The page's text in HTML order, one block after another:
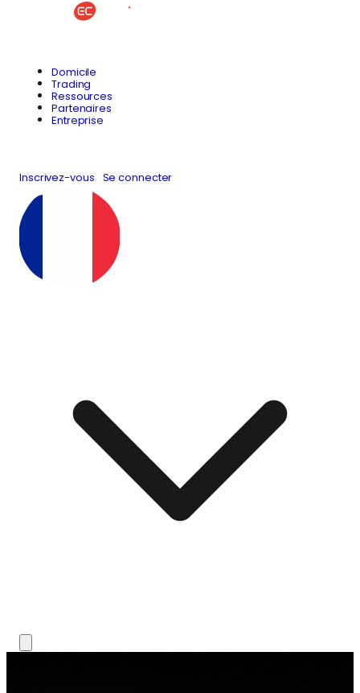
Domicile
Trading
Ressources
Partenaires
Entreprise
Inscrivez-vous Se connecter